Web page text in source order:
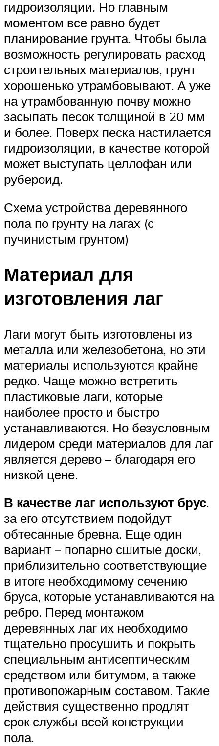
гидроизоляции. Но главным
моментом все равно будет
планирование грунта. Чтобы была
возможность регулировать расход
строительных материалов, грунт
хорошенько утрамбовывают. А уже
на утрамбованную почву можно
засыпать песок толщиной в 20 мм
и более. Поверх песка настилается
гидроизоляции, в качестве которой
может выступать целлофан или
рубероид.
Схема устройства деревянного
пола по грунту на лагах (с
пучинистым грунтом)
Материал для
изготовления лаг
Лаги могут быть изготовлены из
металла или железобетона, но эти
материалы используются крайне
редко. Чаще можно встретить
пластиковые лаги, которые
наиболее просто и быстро
устанавливаются. Но безусловным
лидером среди материалов для лаг
является дерево – благодаря его
низкой цене.
В качестве лаг используют брус.
за его отсутствием подойдут
обтесанные бревна. Еще один
вариант – попарно сшитые доски,
приблизительно соответствующие
в итоге необходимому сечению
бруса, которые устанавливаются на
ребро. Перед монтажом
деревянных лаг их необходимо
тщательно просушить и покрыть
специальным антисептическим
средством или битумом, а также
противопожарным составом. Такие
действия существенно продлят
срок службы всей конструкции
пола.